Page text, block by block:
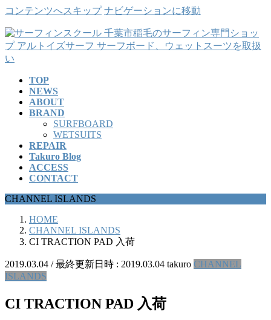
コンテンツへスキップ ナビゲーションに移動
TOP
NEWS
ABOUT
BRAND
SURFBOARD
WETSUITS
REPAIR
Takuro Blog
ACCESS
CONTACT
CHANNEL ISLANDS
HOME
CHANNEL ISLANDS
CI TRACTION PAD 入荷
2019.03.04 / 最終更新日時 : 2019.03.04 takuro CHANNEL
ISLANDS
CI TRACTION PAD 入荷